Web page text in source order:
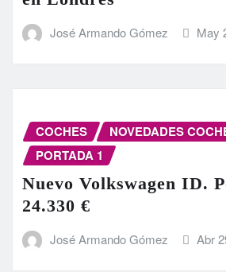
José Armando Gómez May
COCHES
NOVEDADES
PORTADA 1
Nuevo Volkswagen ID.
24.330 €
José Armando Gómez Abr